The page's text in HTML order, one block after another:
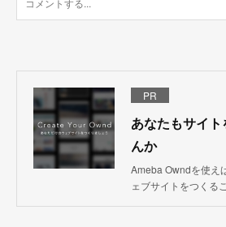
PR
あなたもサイ
んか
Ameba Owndを使え
ェブサイトをつくる